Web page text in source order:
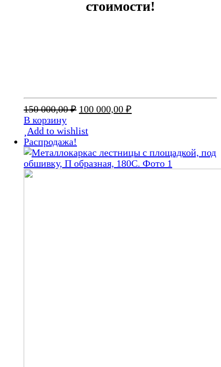
стоимости!
150 000,00₽ Первоначальная
составляла
000,00 ₽.
100 000,00 ₽
В корзину
Add to wishlist
Распродажа!